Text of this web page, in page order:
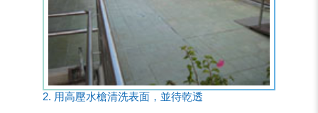
2. 用高壓水槍清洗表面，並待乾透